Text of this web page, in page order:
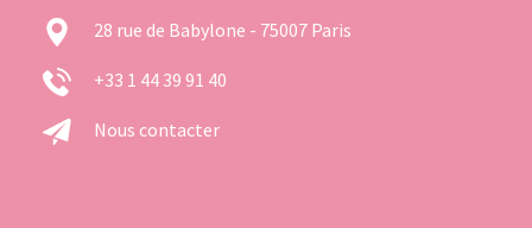
28 rue de Babylone - 75007 Paris
+33 1 44 39 91 40
Nous contacter